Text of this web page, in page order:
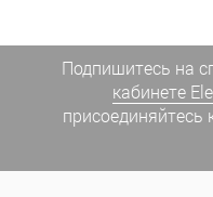
Подпишитесь на
кабинете
присоединяйтесь